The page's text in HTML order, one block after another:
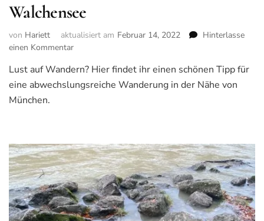
Walchensee
von Hariett aktualisiert am Februar 14, 2022
Hinterlasse
einen Kommentar
Jochberg
–
Lust auf Wandern? Hier findet ihr einen schönen Tipp für
eine abwechslungsreiche Wanderung in der Nähe von
München.